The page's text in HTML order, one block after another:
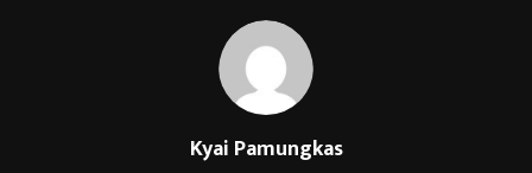
Kyai Pamungkas